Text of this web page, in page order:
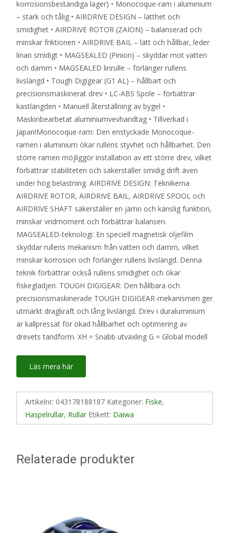
korrosionsbeständiga lager) • Monocoque-ram i aluminium
– stark och tålig • AIRDRIVE DESIGN – lätthet och
smidighet • AIRDRIVE ROTOR (ZAION) – balanserad och
minskar friktionen • AIRDRIVE BAIL – lätt och hållbar, leder
linan smidigt • MAGSEALED (Pinion) – skyddar mot vatten
och damm • MAGSEALED linrulle – förlänger rullens
livslängd • Tough Digigear (G1 AL) – hållbart och
precisionsmaskinerat drev • LC-ABS Spole – förbättrar
kastlängden • Manuell återställning av bygel •
Maskinbearbetat aluminiumvevhandtag • Tillverkad i
Japan!Monocoque-ram: Den enstyckade Monocoque-
ramen i aluminium ökar rullens styvhet och hållbarhet. Den
större ramen möjliggör installation av ett större drev, vilket
förbättrar stabiliteten och säkerställer smidig drift även
under hög belastning. AIRDRIVE DESIGN: Teknikerna
AIRDRIVE ROTOR, AIRDRIVE BAIL, AIRDRIVE SPOOL och
AIRDRIVE SHAFT säkerställer en jämn och känslig funktion,
minskar vridmoment och förbättrar balansen.
MAGSEALED-teknologi: En speciell magnetisk oljefilm
skyddar rullens mekanism från vatten och damm, vilket
minskar korrosion och förlänger rullens livslängd. Denna
teknik förbättrar också rullens smidighet och ökar
fiskeglädjen. TOUGH DIGIGEAR: Den hållbara och
precisionsmaskinerade TOUGH DIGIGEAR-mekanismen ger
utmärkt dragkraft och lång livslängd. Drev i duraluminium
är kallpressat för ökad hållbarhet och optimering av
drevets tandform. XH = Snabb utväxling G = Global modell
Läs mera här
Artikelnr: 043178188187 Kategorier: Fiske,
Haspelrullar, Rullar Etikett: Daiwa
Relaterade produkter